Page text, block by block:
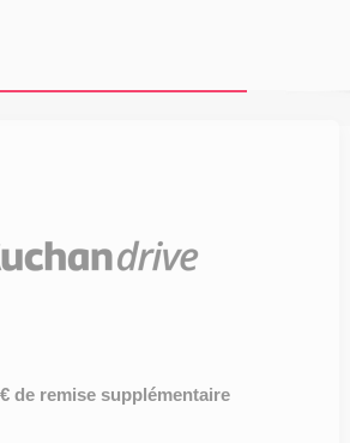
de remise supplémentaire